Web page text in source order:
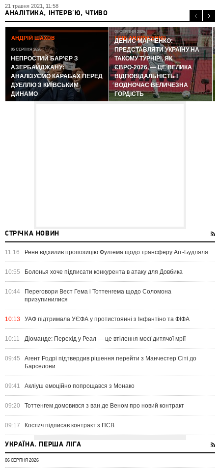
21 травня 2021, 11:58
АНАЛІТИКА, ІНТЕРВ'Ю, ЧТИВО
АНДРІЙ ШАХОВ
05 СЕРПНЯ 2026
НЕПРОСТИЙ БАР'ЄР З
АЗЕРБАЙДЖАНУ:
АНАЛІЗУЄМО КАРАБАХ ПЕРЕД
ДУЕЛЛЮ З КИЇВСЬКИМ
ДИНАМО
ГЛІБ АНДРУСЕНКО
05 СЕРПНЯ 2026
ДЕНИС МАРЧЕНКО:
ПРЕДСТАВЛЯТИ УКРАЇНУ НА
ТАКОМУ ТУРНІРІ, ЯК
ЄВРО-2026, — ЦЕ ВЕЛИКА
ВІДПОВІДАЛЬНІСТЬ І
ВОДНОЧАС ВЕЛИЧЕЗНА
ГОРДІСТЬ
СТРІЧКА НОВИН
11:16 Ренн відхилив пропозицію Фулгема щодо трансферу Аїт-Будляля
10:55 Болонья хоче підписати конкурента в атаку для Довбика
10:44
Переговори Вест Гема і Тоттенгема щодо Соломона
призупинилися
10:13 УАФ підтримала УЄФА у протистоянні з Інфантіно та ФІФА
10:11 Діоманде: Перехід у Реал — це втілення моєї дитячої мрії
09:45
Агент Родрі підтвердив рішення перейти з Манчестер Сіті до
Барселони
09:41 Акліуш емоційно попрощався з Монако
09:20 Тоттенгем домовився з ван де Веном про новий контракт
09:17 Костич підписав контракт з ПСВ
УКРАЇНА. ПЕРША ЛІГА
06 СЕРПНЯ 2026